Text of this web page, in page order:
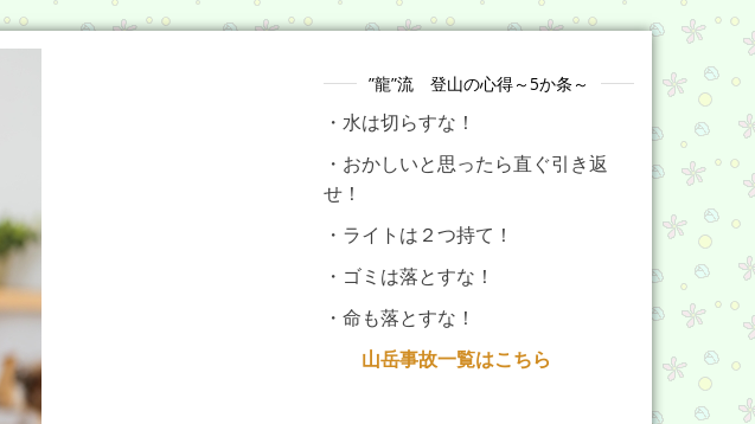
”龍”流 登山の心得～5か条～
・水は切らすな！
・おかしいと思ったら直ぐ引き返
せ！
・ライトは２つ持て！
・ゴミは落とすな！
・命も落とすな！
山岳事故一覧はこちら